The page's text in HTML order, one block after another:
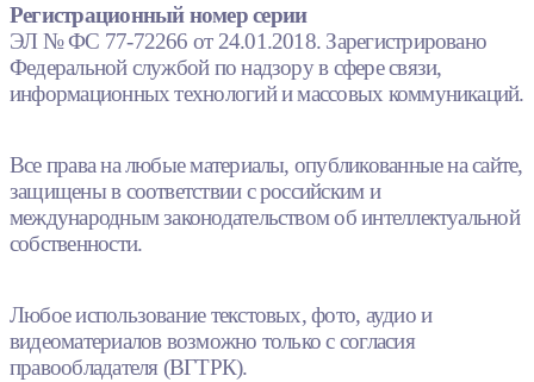
Регистрационный номер серии
ЭЛ № ФС 77-72266 от 24.01.2018. Зарегистрировано
Федеральной службой по надзору в сфере связи,
информационных технологий и массовых коммуникаций.
Все права на любые материалы, опубликованные на сайте,
защищены в соответствии с российским и
международным законодательством об интеллектуальной
собственности.
Любое использование текстовых, фото, аудио и
видеоматериалов возможно только с согласия
правообладателя (ВГТРК).